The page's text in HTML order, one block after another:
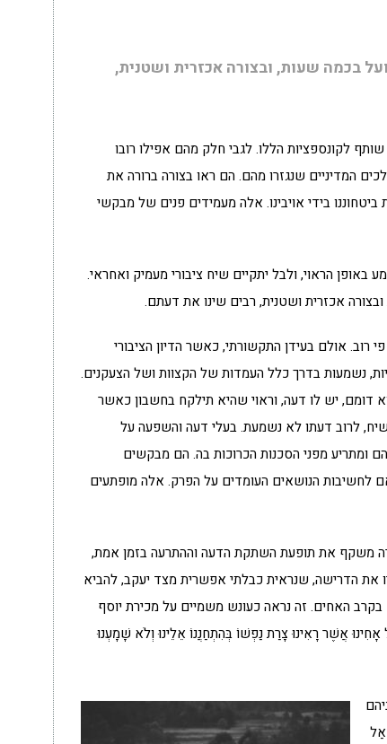
בכמה שעות, ובצורה אכזרית ושטנית,
לקונספציות הללו. לגבי חלק מהם אפילו רובו
המדיניים שנגזרו מהם. הם ראו בצורה ברורה את
בידי אויבינו. אלה מעמידים פנים של מבקשי
הראוי, ולבל יתקיים שיח ציבורי מעמיק ואחראי.
אכזרית ושטנית, רבים שינו את דעתם.
רוב. אולם בעידן התקשורתי, כאשר הדיון הציבורי
נשמעות בדרך כלל העמדות של הקצוות ושל הצעקנים.
דומם, יש לו דעה, וראוי שהיא תילקח בחשבון כאשר
לרוב דעתו לא נשמעת. בעלי דעה והשפעה על
מפני הסכנות הכרוכות בה. הם מבקשים
לחשיבות הנושאים העומדים על הפרק. אלה מופתעים
משקף את תופעת השתקת הדעה וההתרעה בזמן אמת,
הדרישה, שנראית כבלתי אפשרית מצד יעקב, להביא
בקרב האחים. זה נראה כעונש משמיים על מכירת יוסף
אֲשֶׁר רָאִינוּ צָרַת נַפְשׁוֹ בְּהִתְחַנֲנוֹ אֵלֵינוּ וְלֹא שָׁמָעְנוּ
אַל